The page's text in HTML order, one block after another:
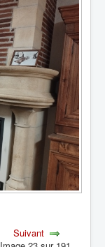
Suivant